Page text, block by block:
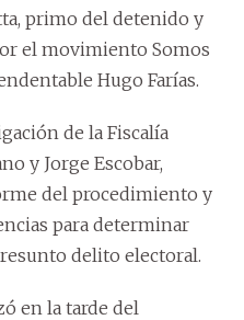
primo del detenido y
el movimiento Somos
Hugo Farías.
de la Fiscalía
y Jorge Escobar,
del procedimiento y
para determinar
delito electoral.
en la tarde del